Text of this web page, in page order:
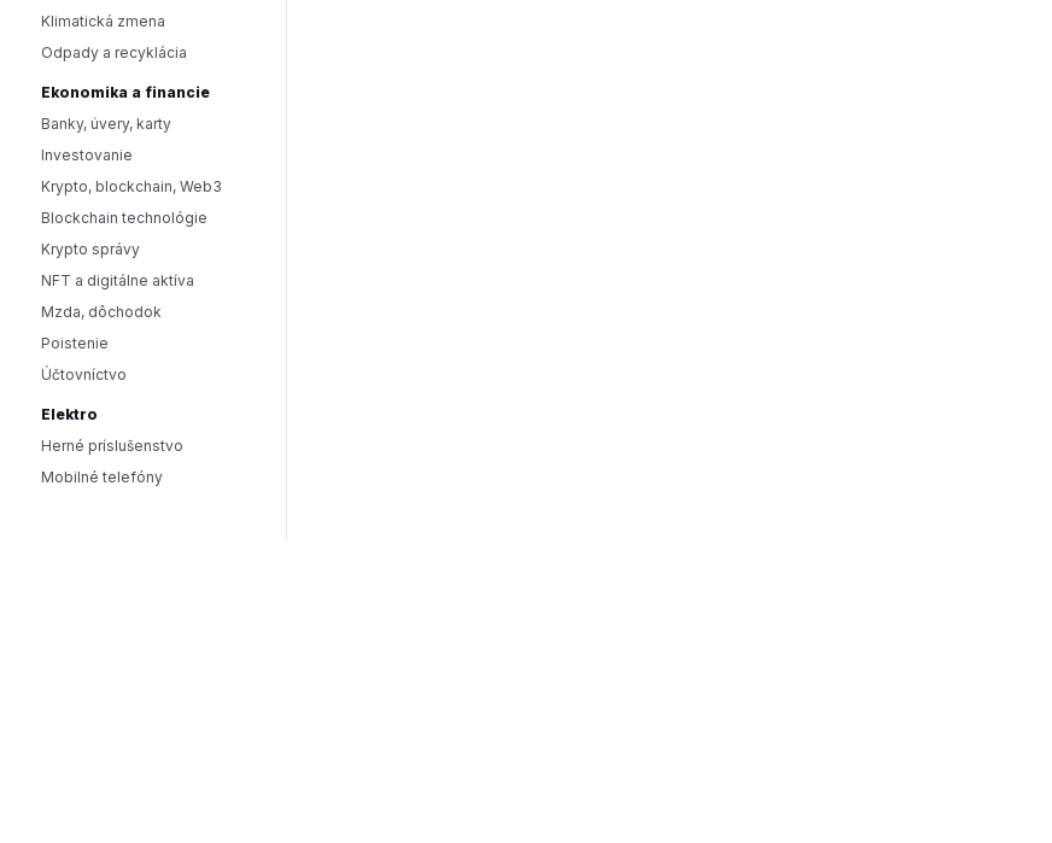
Klimatická zmena
Odpady a recyklácia
Ekonomika a financie
Banky, úvery, karty
Investovanie
Krypto, blockchain, Web3
Blockchain technológie
Krypto správy
NFT a digitálne aktíva
Mzda, dôchodok
Poistenie
Účtovníctvo
Elektro
Herné príslušenstvo
Mobilné telefóny